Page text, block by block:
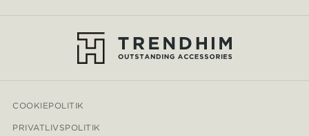
COOKIEPOLITIK
PRIVATLIVSPOLITIK